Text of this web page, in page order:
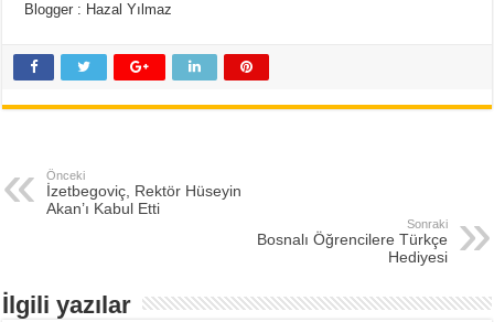
Blogger : Hazal Yılmaz
Önceki
İzetbegoviç, Rektör Hüseyin
Akan’ı Kabul Etti
Sonraki
Bosnalı Öğrencilere Türkçe
Hediyesi
İlgili yazılar